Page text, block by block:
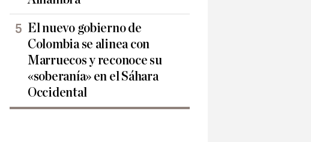
El nuevo gobierno de
Colombia se alinea con
Marruecos y reconoce su
«soberanía» en el Sáhara
Occidental